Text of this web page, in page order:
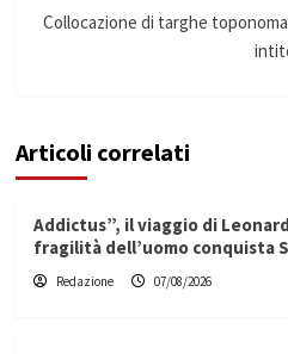
Collocazione di targhe
Articoli correlati
Addictus”, il viaggio di
fragilità dell’uomo conquista
Redazione 07/08/2026